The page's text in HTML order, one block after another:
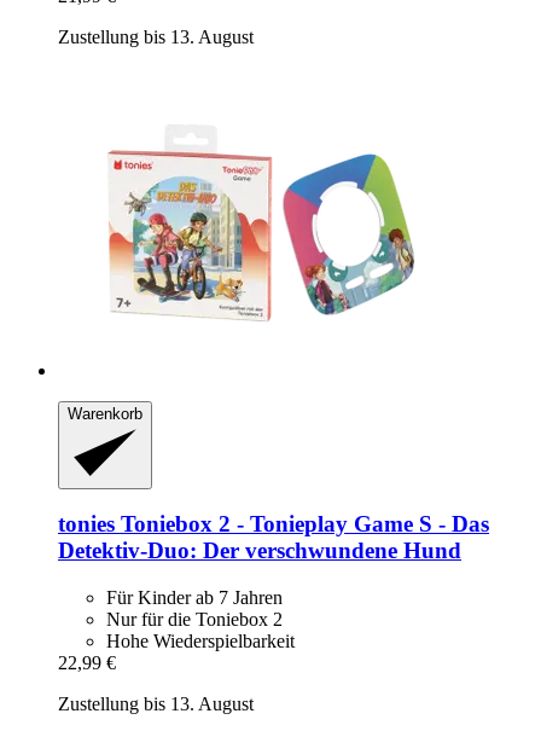
Zustellung bis 13. August
Warenkorb
tonies Toniebox 2 -​ Tonieplay Game S -​ Das
Detektiv-​Duo: Der verschwundene Hund
Für Kinder ab 7 Jahren
Nur für die Toniebox 2
Hohe Wiederspielbarkeit
22,99 €
Zustellung bis 13. August